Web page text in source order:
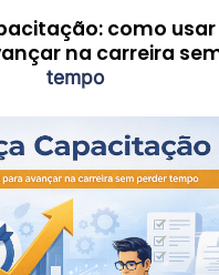
como usar
na carreira
tempo